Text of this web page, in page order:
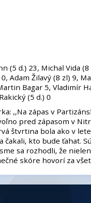
(5 d.) 23, Michal Vida
Adam Žilavý (8 zl) 9,
Bagar 5, Vladimír
(5 d.) 0
,,Na zápas v
pred zápasom v
štvrtina bola ako v
čakali, kto bude ťahat.
sa rozhodli, že
skóre hovorí za